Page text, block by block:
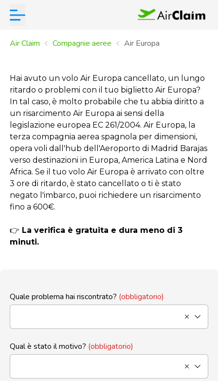
Air Claim Compagnie aeree Air Europa
Hai avuto un volo Air Europa cancellato, un lungo
ritardo o problemi con il tuo biglietto Air Europa?
In tal caso, è molto probabile che tu abbia diritto a
un risarcimento Air Europa ai sensi della
legislazione europea EC 261/2004. Air Europa, la
terza compagnia aerea spagnola per dimensioni,
opera voli dall'hub dell'Aeroporto di Madrid Barajas
verso destinazioni in Europa, America Latina e Nord
Africa. Se il tuo volo Air Europa è arrivato con oltre
3 ore di ritardo, è stato cancellato o ti è stato
negato l'imbarco, puoi richiedere un risarcimento
fino a 600€.
👉 La verifica è gratuita e dura meno di 3
minuti.
Quale problema hai riscontrato? (obbligatorio)
Qual è stato il motivo? (obbligatorio)